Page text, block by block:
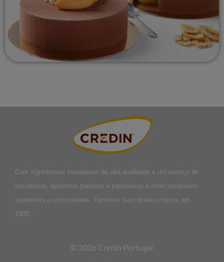
Com ingredientes inovadores de alta qualidade e um serviço de
excelência, ajudamos padeiros e pasteleiros a obter resultados
superiores e consistentes. Fazemos isso desde o início, em
1930.
© 2026 Credin Portugal